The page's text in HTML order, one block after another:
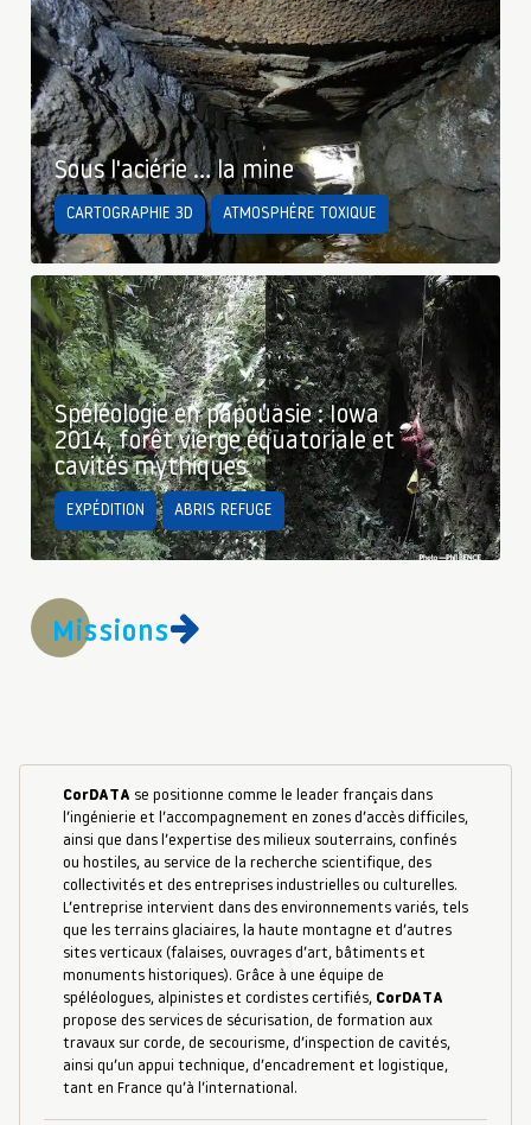
Sous l'aciérie … la mine
CARTOGRAPHIE 3D ATMOSPHÈRE TOXIQUE
Spéléologie en papouasie : Iowa
2014, forêt vierge équatoriale et
cavités mythiques
EXPÉDITION ABRIS REFUGE
Missions
CorDATA se positionne comme le leader français dans
l’ingénierie et l’accompagnement en zones d’accès difficiles,
ainsi que dans l’expertise des milieux souterrains, confinés
ou hostiles, au service de la recherche scientifique, des
collectivités et des entreprises industrielles ou culturelles.
L’entreprise intervient dans des environnements variés, tels
que les terrains glaciaires, la haute montagne et d’autres
sites verticaux (falaises, ouvrages d’art, bâtiments et
monuments historiques). Grâce à une équipe de
spéléologues, alpinistes et cordistes certifiés, CorDATA
propose des services de sécurisation, de formation aux
travaux sur corde, de secourisme, d’inspection de cavités,
ainsi qu’un appui technique, d’encadrement et logistique,
tant en France qu’à l’international.